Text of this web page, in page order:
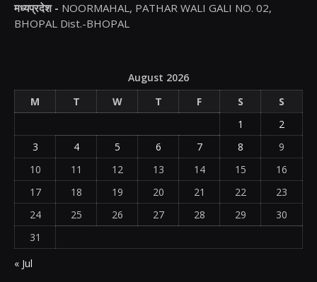
मध्यप्रदेश - NOORMAHAL, PATHAR WALI GALI NO. 02,
BHOPAL Dist.-BHOPAL
August 2026
M
T W T F S
S
1
2
3
4 5 6 7 8
9
10
11 12 13 14 15
16
17
18 19 20 21 22
23
24
25 26 27 28 29
30
31
« Jul